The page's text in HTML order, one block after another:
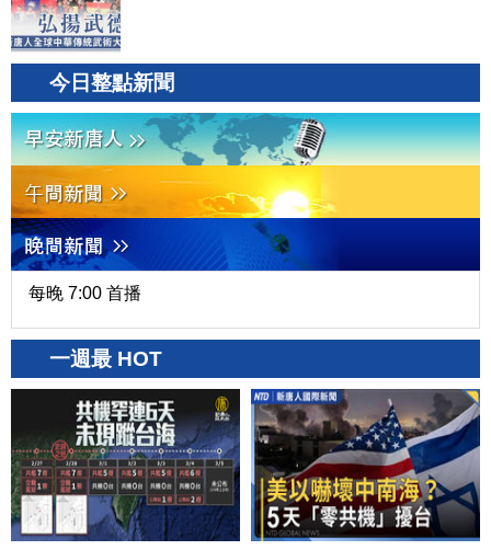
今日整點新聞
每晚 7:00 首播
一週最 HOT